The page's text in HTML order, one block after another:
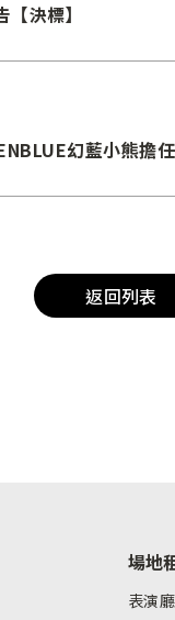
決標】
幻藍小熊擔
返回列表
場地
表演廳